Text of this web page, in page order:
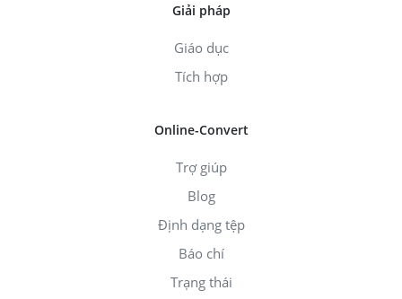
Giải pháp
Giáo dục
Tích hợp
Online-Convert
Trợ giúp
Blog
Định dạng tệp
Báo chí
Trạng thái